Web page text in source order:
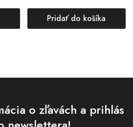
Pridať do košíka
o zľavách a prihlás